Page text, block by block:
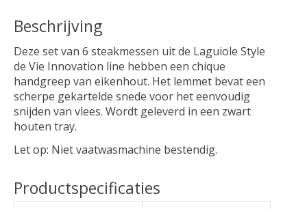
Beschrijving
Deze set van 6 steakmessen uit de Laguiole Style
de Vie Innovation line hebben een chique
handgreep van eikenhout. Het lemmet bevat een
scherpe gekartelde snede voor het eenvoudig
snijden van vlees. Wordt geleverd in een zwart
houten tray.
Let op: Niet vaatwasmachine bestendig.
Productspecificaties